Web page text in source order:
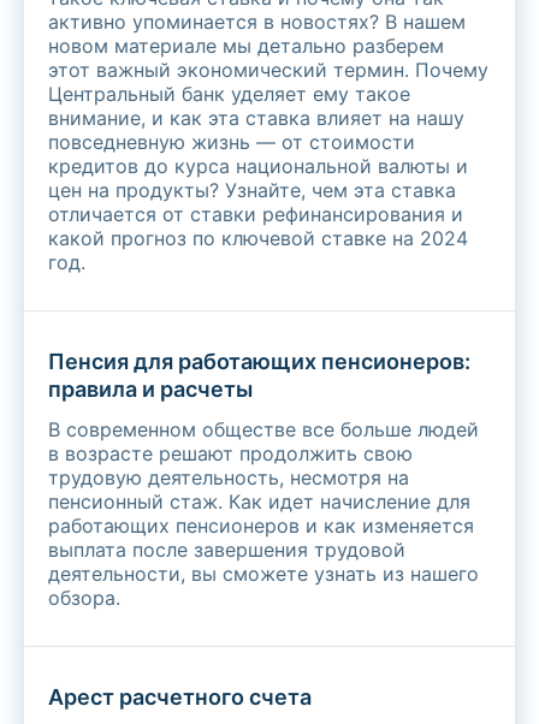
активно упоминается в новостях? В нашем
новом материале мы детально разберем
этот важный экономический термин. Почему
Центральный банк уделяет ему такое
внимание, и как эта ставка влияет на нашу
повседневную жизнь — от стоимости
кредитов до курса национальной валюты и
цен на продукты? Узнайте, чем эта ставка
отличается от ставки рефинансирования и
какой прогноз по ключевой ставке на 2024
год.
Пенсия для работающих пенсионеров:
правила и расчеты
В современном обществе все больше людей
в возрасте решают продолжить свою
трудовую деятельность, несмотря на
пенсионный стаж. Как идет начисление для
работающих пенсионеров и как изменяется
выплата после завершения трудовой
деятельности, вы сможете узнать из нашего
обзора.
Арест расчетного счета